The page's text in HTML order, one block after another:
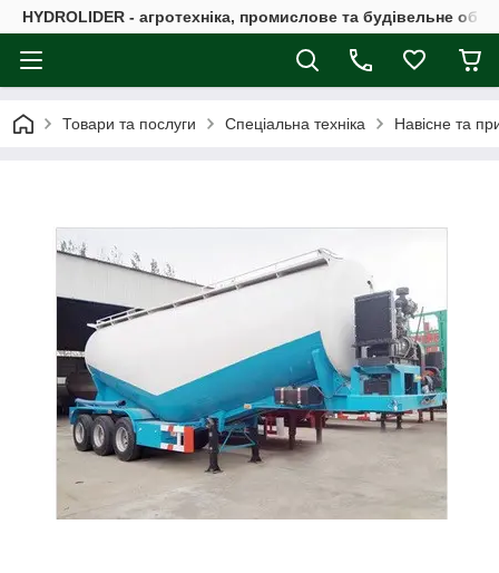
HYDROLIDER - агротехніка, промислове та будівельне
Товари та послуги Спеціальна техніка Навісне та